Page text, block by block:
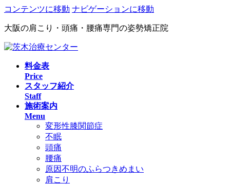
コンテンツに移動 ナビゲーションに移動
大阪の肩こり・頭痛・腰痛専門の姿勢矯正院
料金表
Price
スタッフ紹介
Staff
施術案内
Menu
変形性膝関節症
不眠
頭痛
腰痛
原因不明のふらつきめまい
肩こり